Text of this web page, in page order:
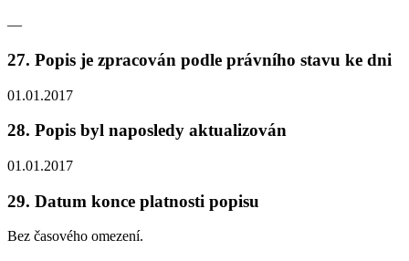
—
27. Popis je zpracován podle právního stavu ke dni
01.01.2017
28. Popis byl naposledy aktualizován
01.01.2017
29. Datum konce platnosti popisu
Bez časového omezení.